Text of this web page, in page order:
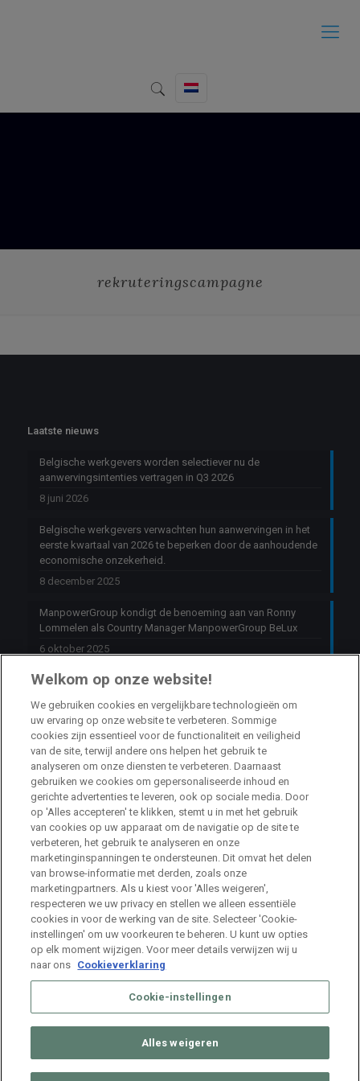
rekruteringscampagne
Laatste nieuws
Belgische werkgevers worden selectiever nu de
aanwervingsintenties vertragen in Q3 2026
8 juni 2026
Belgische werkgevers verwachten hun aanwervingen in het
eerste kwartaal van 2026 te beperken door de aanhoudende
economische onzekerheid.
8 december 2025
ManpowerGroup kondigt de benoeming aan van Ronny
Lommelen als Country Manager ManpowerGroup BeLux
6 oktober 2025
HR Consultant Sint-Niklaas
Sint-Niklaas Full Time
Stage HR Consultant – Machelen
Machelen Internship
Talent Acquisition Specialist Life Sciences
Machelen Full Time
© 2026 ManpowerGroup Belgium. All Rights Reserved.Muffin
Welkom op onze website!
We gebruiken cookies en vergelijkbare technologieën om
uw ervaring op onze website te verbeteren. Sommige
cookies zijn essentieel voor de functionaliteit en veiligheid
van de site, terwijl andere ons helpen het gebruik te
analyseren om onze diensten te verbeteren. Daarnaast
gebruiken we cookies om gepersonaliseerde inhoud en
gerichte advertenties te leveren, ook op sociale media. Door
op 'Alles accepteren' te klikken, stemt u in met het gebruik
van cookies op uw apparaat om de navigatie op de site te
verbeteren, het gebruik te analyseren en onze
marketinginspanningen te ondersteunen. Dit omvat het delen
van browse-informatie met derden, zoals onze
marketingpartners. Als u kiest voor 'Alles weigeren',
respecteren we uw privacy en stellen we alleen essentiële
cookies in voor de werking van de site. Selecteer 'Cookie-
instellingen' om uw voorkeuren te beheren. U kunt uw opties
op elk moment wijzigen. Voor meer details verwijzen wij u
naar ons Cookieverklaring
Cookie-instellingen
Alles weigeren